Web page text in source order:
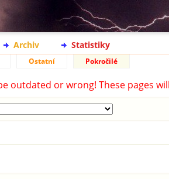
Archiv Statistiky
Ostatní Pokročilé
outdated or wrong! These pages